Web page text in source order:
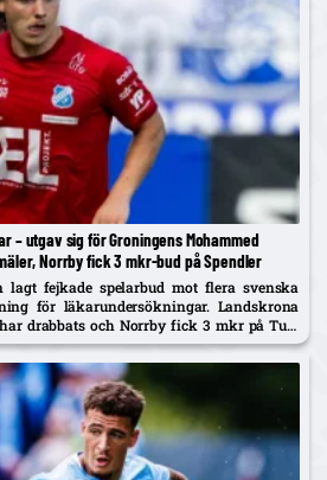
– utgav sig för Groningens Mohammed
Norrby fick 3 mkr-bud på Spendler
lagt fejkade spelarbud mot flera svenska
för läkarundersökningar. Landskrona
drabbats och Norrby fick 3 mkr på Ture